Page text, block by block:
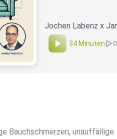
Jochen Labenz x
34 Minuten 0
Bauchschmerzen, unauffällige